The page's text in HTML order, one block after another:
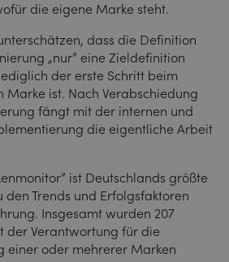
die eigene Marke steht.
dass die Definition
„nur” eine Zieldefinition
der erste Schritt beim
Marke ist. Nach Verabschiedung
fängt mit der internen und
die eigentliche Arbeit
ist Deutschlands größte
den Trends und Erfolgsfaktoren
Insgesamt wurden 207
der Verantwortung für die
einer oder mehrerer Marken